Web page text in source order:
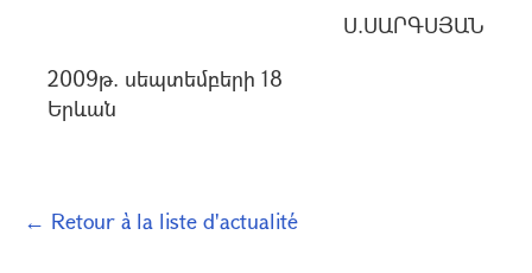
Ս.ՍԱՐԳՍՅԱՆ
2009թ. սեպտեմբերի 18
Երևան
← Retour à la liste d'actualité